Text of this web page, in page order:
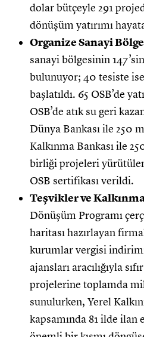
dolar bütçeyle 291
dönüşüm yatırımı
Organize Sanayi
sanayi bölgesinin
bulunuyor; 40 tesiste
başlatıldı. 65 OSB’de
OSB’de atık su geri
Dünya Bankası ile 250
Kalkınma Bankası ile
birliği projeleri
OSB sertifikası verildi.
Teşvikler ve
Dönüşüm Programı
haritası hazırlayan
kurumlar vergisi
ajansları aracılığıyla
projelerine toplamda
sunulurken, Yerel
kapsamında 81 ilde ilan